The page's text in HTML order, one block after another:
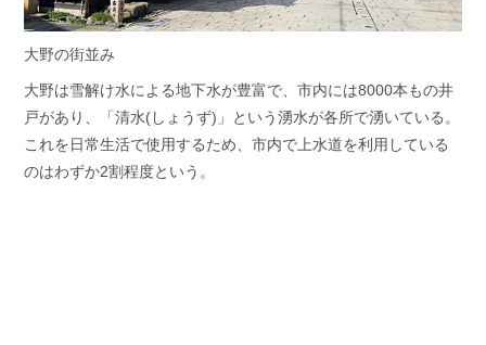
大野の街並み
大野は雪解け水による地下水が豊富で、市内には8000本もの井
戸があり、「清水(しょうず)」という湧水が各所で湧いている。
これを日常生活で使用するため、市内で上水道を利用している
のはわずか2割程度という。